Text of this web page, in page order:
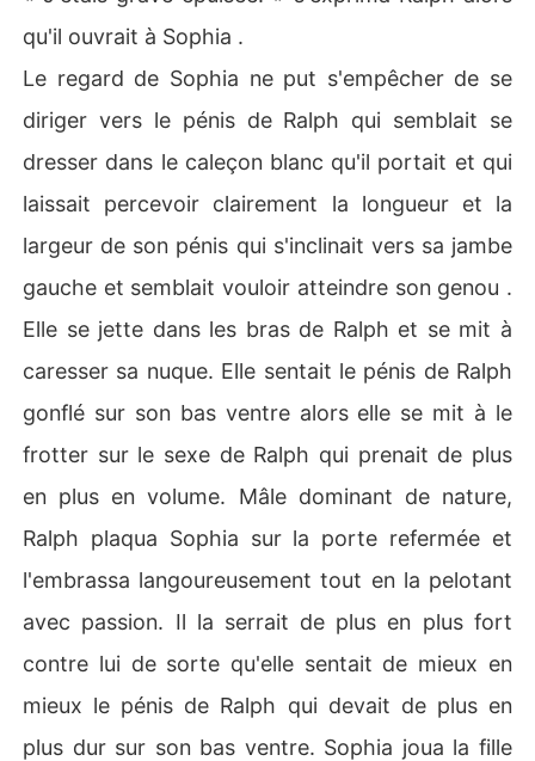
qu'il ouvrait à Sophia .
Le regard de Sophia ne put s'empêcher de se
diriger vers le pénis de Ralph qui semblait se
dresser dans le caleçon blanc qu'il portait et qui
laissait percevoir clairement la longueur et la
largeur de son pénis qui s'inclinait vers sa jambe
gauche et semblait vouloir atteindre son genou .
Elle se jette dans les bras de Ralph et se mit à
caresser sa nuque. Elle sentait le pénis de Ralph
gonflé sur son bas ventre alors elle se mit à le
frotter sur le sexe de Ralph qui prenait de plus
en plus en volume. Mâle dominant de nature,
Ralph plaqua Sophia sur la porte refermée et
l'embrassa langoureusement tout en la pelotant
avec passion. Il la serrait de plus en plus fort
contre lui de sorte qu'elle sentait de mieux en
mieux le pénis de Ralph qui devait de plus en
plus dur sur son bas ventre. Sophia joua la fille